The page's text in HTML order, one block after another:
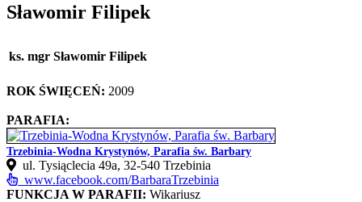
Sławomir Filipek
ks. mgr Sławomir Filipek
ROK ŚWIĘCEŃ: 2009
PARAFIA:
Trzebinia-Wodna Krystynów, Parafia św. Barbary
ul. Tysiąclecia 49a, 32-540 Trzebinia
www.facebook.com/BarbaraTrzebinia
FUNKCJA W PARAFII: Wikariusz